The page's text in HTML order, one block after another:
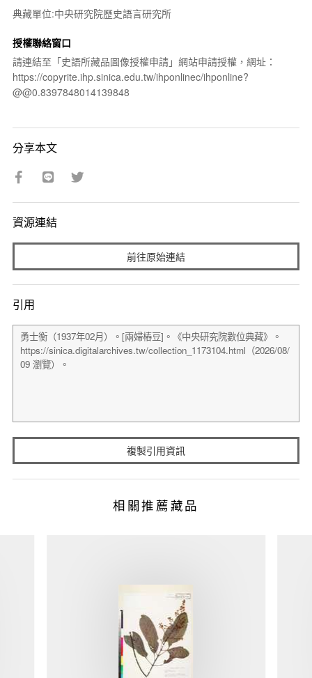
典藏單位:中央研究院歷史語言研究所
授權聯絡窗口
請連結至「史語所藏品圖像授權申請」網站申請授權，網址：
https://copyrite.ihp.sinica.edu.tw/ihponlinec/ihponline?
@@0.8397848014139848
分享本文
資源連結
前往原始連結
引用
複製引用資訊
相關推薦藏品